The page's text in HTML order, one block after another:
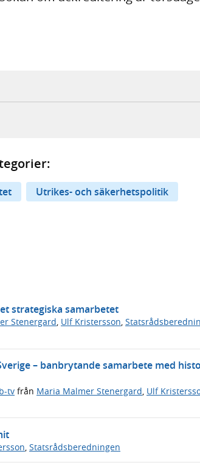
extern webbplats,
din e-postklient,
Utrikes- och säkerhetspolitik
strategiska samarbetet
Stenergard, Ulf Kristersson,
– banbrytande samarbete med
tv från Maria Malmer Stenergard, Ulf
Statsrådsberedningen